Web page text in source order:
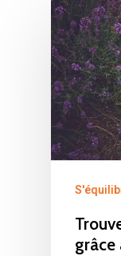
grâce